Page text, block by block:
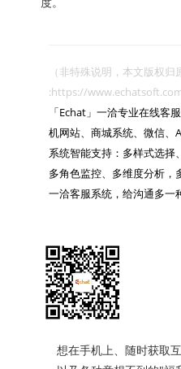
（非特殊说明，本文版权
:https://
「Echat」一洽专业在线客
机网站、商城系统、微信、
系统智能支持：多样式选择
多角色监控、多维度分析，
一洽客服系统，给沟通多一
想在手机上、随时获取